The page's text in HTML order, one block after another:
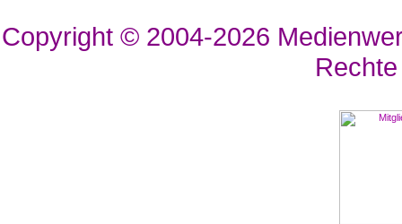
Copyright © 2004-2026